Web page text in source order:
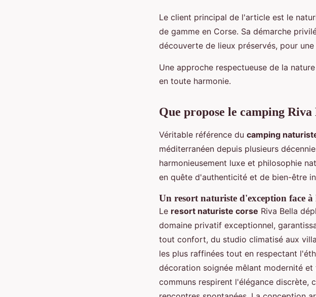
Le client principal de l'article est le
de gamme en Corse. Sa démarche
découverte de lieux préservés, pour
Une approche respectueuse de la
en toute harmonie.
Que propose le camping
Véritable référence du camping
méditerranéen depuis plusieurs
harmonieusement luxe et philosophie
en quête d'authenticité et de bien-être
Un resort naturiste d'exception face
Le resort naturiste corse Riva Bella
domaine privatif exceptionnel,
tout confort, du studio climatisé aux
les plus raffinées tout en respectant
décoration soignée mêlant modernité et
communs respirent l'élégance discrète,